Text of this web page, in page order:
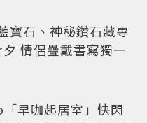
寶石、神秘鑽石藏專
情侶疊戴書寫獨一
早咖起居室」快閃